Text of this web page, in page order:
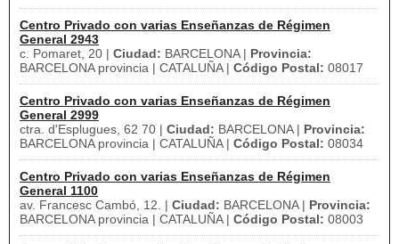
Centro Privado con varias Enseñanzas de Régimen
General 2943
c. Pomaret, 20 | Ciudad: BARCELONA | Provincia:
BARCELONA provincia | CATALUÑA | Código Postal: 08017
Centro Privado con varias Enseñanzas de Régimen
General 2999
ctra. d'Esplugues, 62 70 | Ciudad: BARCELONA | Provincia:
BARCELONA provincia | CATALUÑA | Código Postal: 08034
Centro Privado con varias Enseñanzas de Régimen
General 1100
av. Francesc Cambó, 12. | Ciudad: BARCELONA | Provincia:
BARCELONA provincia | CATALUÑA | Código Postal: 08003